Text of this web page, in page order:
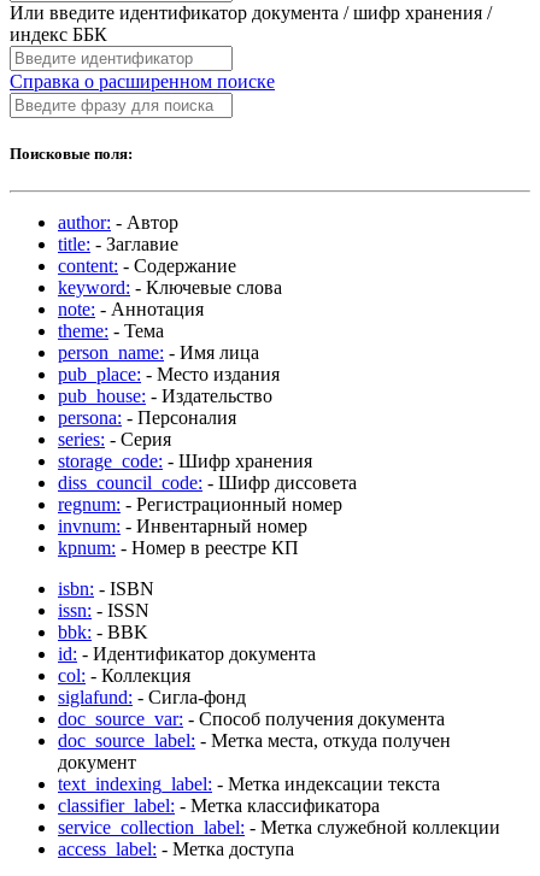
Или введите идентификатор документа / шифр хранения /
индекс ББК
Справка о расширенном поиске
Поисковые поля:
author: - Автор
title: - Заглавие
content: - Содержание
keyword: - Ключевые слова
note: - Аннотация
theme: - Тема
person_name: - Имя лица
pub_place: - Место издания
pub_house: - Издательство
persona: - Персоналия
series: - Серия
storage_code: - Шифр хранения
diss_council_code: - Шифр диссовета
regnum: - Регистрационный номер
invnum: - Инвентарный номер
kpnum: - Номер в реестре КП
isbn: - ISBN
issn: - ISSN
bbk: - BBK
id: - Идентификатор документа
col: - Коллекция
siglafund: - Сигла-фонд
doc_source_var: - Способ получения документа
doc_source_label: - Метка места, откуда получен
документ
text_indexing_label: - Метка индексации текста
classifier_label: - Метка классификатора
service_collection_label: - Метка служебной коллекции
access_label: - Метка доступа